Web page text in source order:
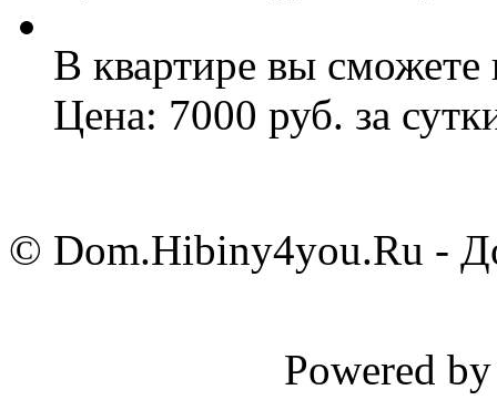
В квартире вы сможете
Цена: 7000 руб. за
© Dom.Hibiny4you.Ru -
Powered